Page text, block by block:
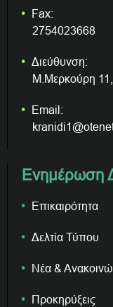
Fax:
2754023668
Διεύθυνση:
Μ.Μερκούρη 11,
Email:
Ενημέρωση
Επικαιρότητα
Δελτία Τύπου
Νέα &
Προκηρύξεις